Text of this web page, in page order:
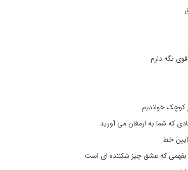
قوی نگه دارم
کوچک خواندیم
که شما به ارمغان می آورید
خط
که عشق چیز شکننده ای است